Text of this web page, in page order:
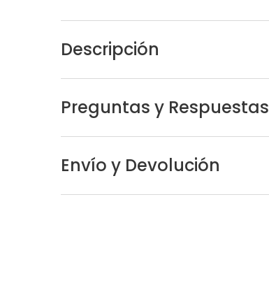
Descripción
Preguntas y Respuestas
Envío y Devolución